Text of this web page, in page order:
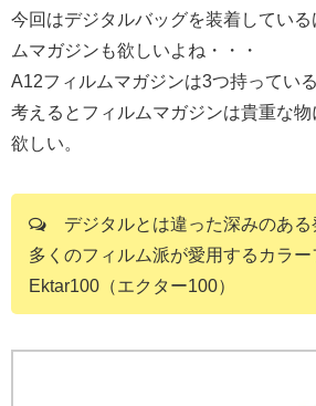
今回はデジタルバッグを装着してい
ムマガジンも欲しいよね・・・
A12フィルムマガジンは3つ持ってい
考えるとフィルムマガジンは貴重な
欲しい。
デジタルとは違った深みのある
多くのフィルム派が愛用するカラ
Ektar100（エクター100）